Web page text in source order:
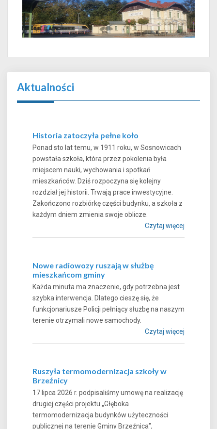
Aktualności
Historia zatoczyła pełne koło
Ponad sto lat temu, w 1911 roku, w Sosnowicach
powstała szkoła, która przez pokolenia była
miejscem nauki, wychowania i spotkań
mieszkańców. Dziś rozpoczyna się kolejny
rozdział jej historii. Trwają prace inwestycyjne.
Zakończono rozbiórkę części budynku, a szkoła z
każdym dniem zmienia swoje oblicze.
Czytaj więcej
Nowe radiowozy ruszają w służbę
mieszkańcom gminy
Każda minuta ma znaczenie, gdy potrzebna jest
szybka interwencja. Dlatego cieszę się, że
funkcjonariusze Policji pełniący służbę na naszym
terenie otrzymali nowe samochody.
Czytaj więcej
Ruszyła termomodernizacja szkoły w
Brzeźnicy
17 lipca 2026 r. podpisaliśmy umowę na realizację
drugiej części projektu „Głęboka
termomodernizacja budynków użyteczności
publicznej na terenie Gminy Brzeźnica”,